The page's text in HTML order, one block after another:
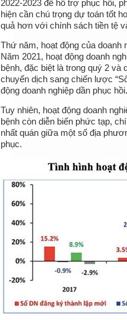
2022-2023 để hỗ trợ phục hồi,
hiện cần chú trọng dự toán tốt
quả hơn với chính sách tiền tệ
Thứ năm, hoạt động của doanh
Năm 2021, hoạt động doanh
bệnh, đặc biệt là trong quý 2 và
chuyển dịch sang chiến lược
động doanh nghiệp dần phục hồi.
Tuy nhiên, hoạt động doanh
bệnh còn diễn biến phức tạp,
nhất quán giữa một số địa
phục.